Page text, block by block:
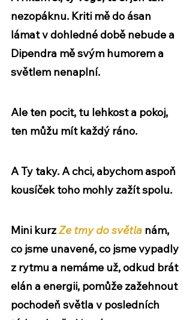
nezopáknu. Kriti mě do ásan
lámat v dohledné době nebude a
Dipendra mě svým humorem a
světlem nenaplní.
Ale ten pocit, tu lehkost a pokoj,
ten můžu mít každý ráno.
A Ty taky. A chci, abychom aspoň
kousíček toho mohly zažít spolu.
Mini kurz Ze tmy do světla nám,
co jsme unavené, co jsme vypadly
z rytmu a nemáme už, odkud brát
elán a energii, pomůže zažehnout
pochodeň světla v posledních